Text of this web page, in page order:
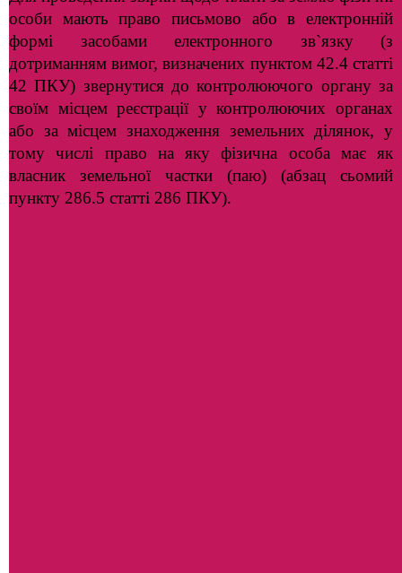
особи мають право письмово або в електронній
формі засобами електронного зв`язку (з
дотриманням вимог, визначених пунктом 42.4 статті
42 ПКУ) звернутися до контролюючого органу за
своїм місцем реєстрації у контролюючих органах
або за місцем знаходження земельних ділянок, у
тому числі право на яку фізична особа має як
власник земельної частки (паю) (абзац сьомий
пункту 286.5 статті 286 ПКУ).